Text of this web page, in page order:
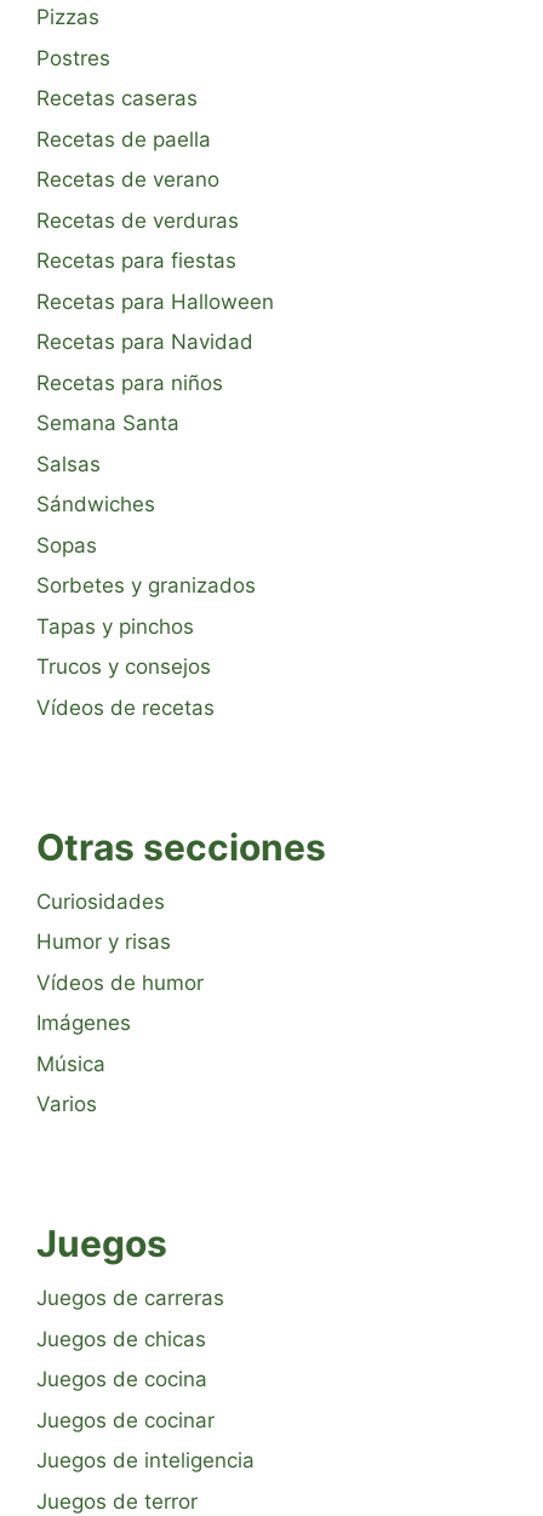
Pizzas
Postres
Recetas caseras
Recetas de paella
Recetas de verano
Recetas de verduras
Recetas para fiestas
Recetas para Halloween
Recetas para Navidad
Recetas para niños
Semana Santa
Salsas
Sándwiches
Sopas
Sorbetes y granizados
Tapas y pinchos
Trucos y consejos
Vídeos de recetas
Otras secciones
Curiosidades
Humor y risas
Vídeos de humor
Imágenes
Música
Varios
Juegos
Juegos de carreras
Juegos de chicas
Juegos de cocina
Juegos de cocinar
Juegos de inteligencia
Juegos de terror